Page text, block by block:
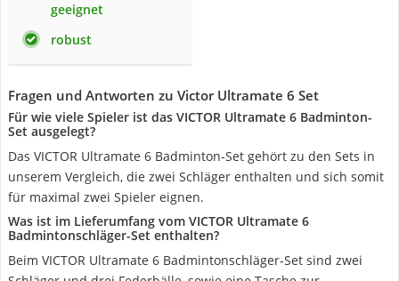
geeignet
robust
Fragen und Antworten zu Victor Ultramate 6 Set
Für wie viele Spieler ist das VICTOR Ultramate 6 Badminton-
Set ausgelegt?
Das VICTOR Ultramate 6 Badminton-Set gehört zu den Sets in
unserem Vergleich, die zwei Schläger enthalten und sich somit
für maximal zwei Spieler eignen.
Was ist im Lieferumfang vom VICTOR Ultramate 6
Badmintonschläger-Set enthalten?
Beim VICTOR Ultramate 6 Badmintonschläger-Set sind zwei